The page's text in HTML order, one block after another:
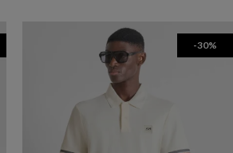
-30%